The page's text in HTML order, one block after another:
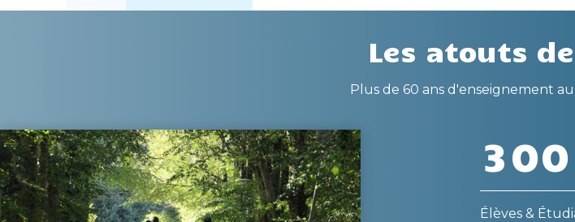
Les atouts
Plus de 60 ans d'enseignement
300
Élèves &